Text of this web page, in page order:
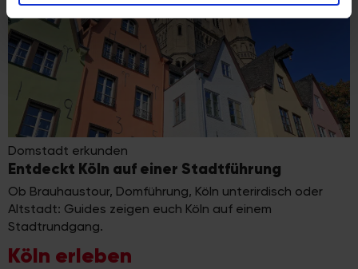
analysieren. Außerdem geben wir Informationen zu Ihrer
Verwendung unserer Website an unsere Partner für
soziale Medien, Werbung und Analysen weiter. Unsere
Partner führen diese Informationen möglicherweise mit
weiteren Daten zusammen, die Sie ihnen bereitgestellt
haben oder die sie im Rahmen Ihrer Nutzung der Dienste
gesammelt haben.
Domstadt erkunden
Entdeckt Köln auf einer Stadtführung
Ob Brauhaustour, Domführung, Köln unterirdisch oder
Altstadt: Guides zeigen euch Köln auf einem
Stadtrundgang.
Köln erleben